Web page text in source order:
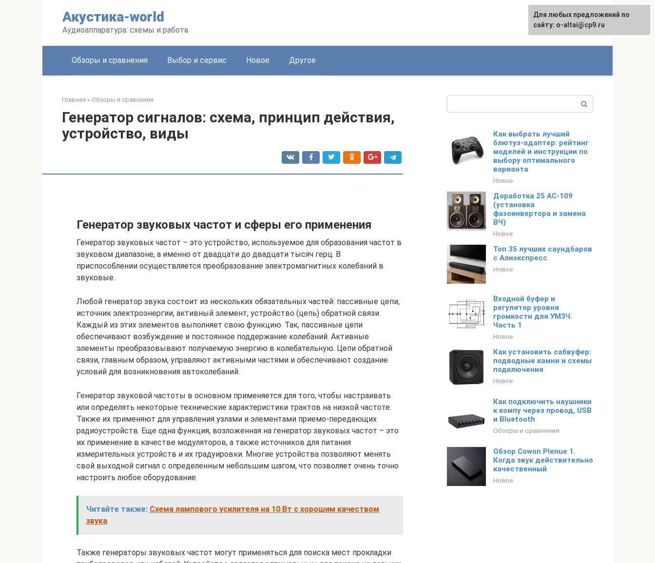
Акустика-world
Аудиоаппаратура: схемы и работа
English
Обзоры и сравнения Выбор и сервис Новое Другое
Главная » Обзоры и сравнения
Генератор сигналов: схема, принцип действия,
устройство, виды
Генератор звуковых частот и сферы его применения
Генератор звуковых частот – это устройство, используемое для образования частот в
звуковом диапазоне, а именно от двадцати до двадцати тысяч герц. В
приспособлении осуществляется преобразование электромагнитных колебаний в
звуковые.
Любой генератор звука состоит из нескольких обязательных частей: пассивные цепи,
источник электроэнергии, активный элемент, устройство (цепь) обратной связи.
Каждый из этих элементов выполняет свою функцию. Так, пассивные цепи
обеспечивают возбуждение и постоянное поддержание колебаний. Активные
элементы преобразовывают получаемую энергию в колебательную. Цепи обратной
связи, главным образом, управляют активными частями и обеспечивают создание
условий для возникновения автоколебаний.
Генератор звуковой частоты в основном применяется для того, чтобы настраивать
или определять некоторые технические характеристики трактов на низкой частоте.
Также их применяют для управления узлами и элементами приемо-передающих
радиоустройств. Еще одна функция, возложенная на генератор звуковых частот – это
их применение в качестве модуляторов, а также источников для питания
измерительных устройств и их градуировки. Многие устройства позволяют менять
свой выходной сигнал с определенным небольшим шагом, что позволяет очень точно
настроить любое оборудование.
Читайте также: Схема лампового усилителя на 10 Вт с хорошим качеством
звука
Также генераторы звуковых частот могут применяться для поиска мест прокладки
Как выбрать лучший
блютуз-адаптер: рейтинг
моделей и инструкции по
выбору оптимального
варианта
Новое
Доработка 25 АС-109
(установка
фазоинвертора и замена
ВЧ)
Новое
Топ 35 лучших саундбаров
с Алиэкспресс
Новое
Входной буфер и
регулятор уровня
громкости для УМЗЧ.
Часть 1
Новое
Как установить сабвуфер:
подводные камни и схемы
подключения
Новое
Как подключить наушники
к компу через провод, USB
и Bluetooth
Обзоры и сравнения
Обзор Cowon Plenue 1.
Когда звук действительно
качественный
Новое
Для любых предложений по
сайту: o-altai@cp9.ru